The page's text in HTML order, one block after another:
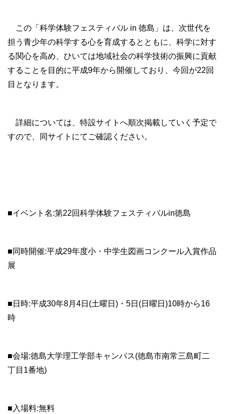
この「科学体験フェスティバル in 徳島」は、次世代を
担う青少年の科学する心を育成するとともに、科学に対す
る関心を高め、ひいては地域社会の科学技術の振興に貢献
することを目的に平成9年から開催しており、今回が22回
目となります。
詳細については、特設サイトへ順次掲載していく予定で
すので、同サイトにてご確認ください。
■イベント名:第22回科学体験フェスティバルin徳島
■同時開催:平成29年度小・中学生図画コンクール入賞作品
展
■日時:平成30年8月4日(土曜日)・5日(日曜日)10時から16
時
■会場:徳島大学理工学部キャンパス(徳島市南常三島町二
丁目1番地)
■入場料:無料